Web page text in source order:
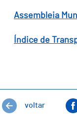
Assembleia
Índice de
voltar